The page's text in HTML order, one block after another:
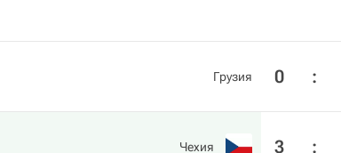
Грузия 0 :
Чехия 3 :